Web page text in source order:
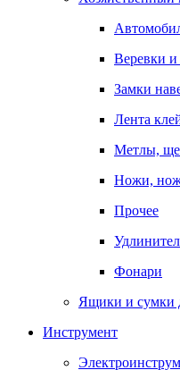
Веревки и
Замки
Лента
Метлы,
Ножи,
Прочее
Фонари
Ящики и сумки
Инструмент